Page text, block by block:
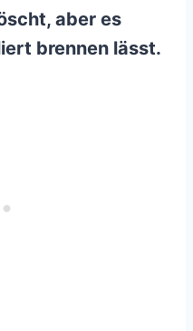
aber es
brennen lässt.